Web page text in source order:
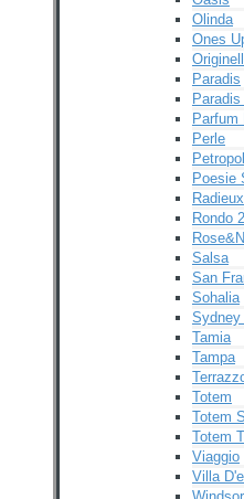
Olinda
Ones
Paradis
Parfum
Perle
Poesie
Radieux
Rondo 2
Salsa
San
Sohalia
Sydney
Tamia
Tampa
Totem
Totem
Totem
Viaggio
Villa